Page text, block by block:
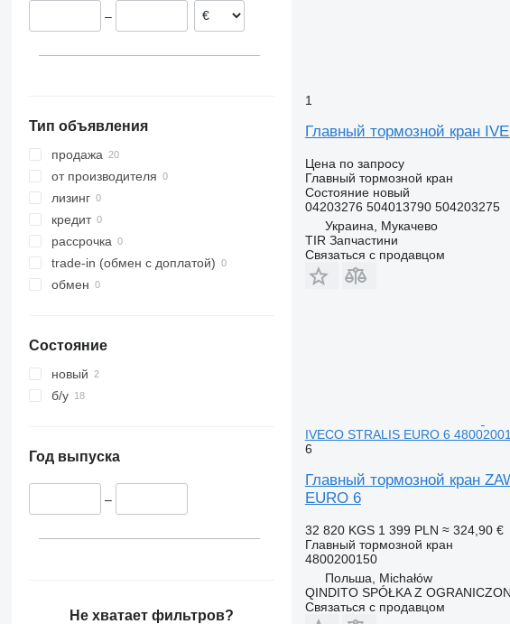
–
Тип объявления
продажа
от производителя
лизинг
кредит
рассрочка
trade-in (обмен с доплатой)
обмен
Состояние
новый
б/у
Год выпуска
–
Не хватает фильтров?
1
Главный тормозной кран
Цена по запросу
Главный тормозной кран
Состояниеновый
04203276 504013790 504203275
Украина, Мукачево
TIR Запчастини
Связаться с продавцом
IVECO STRALIS EURO 6
6
Главный тормозной кран
EURO 6
32 820 KGS 1 399 PLN ≈ 324,90 €
Главный тормозной кран
4800200150
Польша, Michałów
QINDITO SPÓŁKA Z
Связаться с продавцом